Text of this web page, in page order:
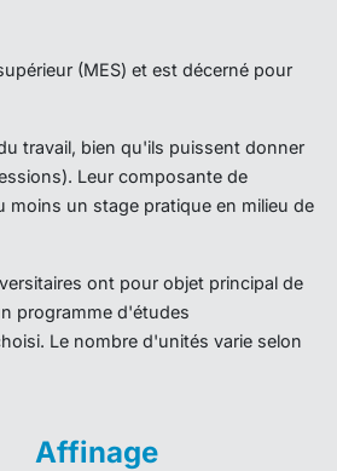
(MES) et est décerné pour
travail, bien qu'ils puissent donner
Leur composante de
un stage pratique en milieu de
ont pour objet principal de
programme d'études
Le nombre d'unités varie selon
Affinage